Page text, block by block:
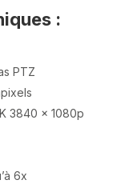
:
PTZ
3840 x 1080p
6x